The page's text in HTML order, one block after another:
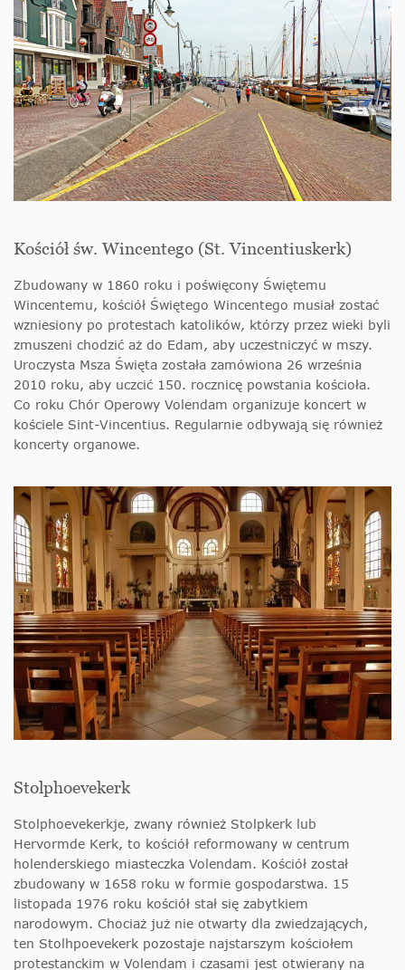
Kościół św. Wincentego (St. Vincentiuskerk)
Zbudowany w 1860 roku i poświęcony Świętemu
Wincentemu, kościół Świętego Wincentego musiał zostać
wzniesiony po protestach katolików, którzy przez wieki byli
zmuszeni chodzić aż do Edam, aby uczestniczyć w mszy.
Uroczysta Msza Święta została zamówiona 26 września
2010 roku, aby uczcić 150. rocznicę powstania kościoła.
Co roku Chór Operowy Volendam organizuje koncert w
kościele Sint-Vincentius. Regularnie odbywają się również
koncerty organowe.
Stolphoevekerk
Stolphoevekerkje, zwany również Stolpkerk lub
Hervormde Kerk, to kościół reformowany w centrum
holenderskiego miasteczka Volendam. Kościół został
zbudowany w 1658 roku w formie gospodarstwa. 15
listopada 1976 roku kościół stał się zabytkiem
narodowym. Chociaż już nie otwarty dla zwiedzających,
ten Stolhpoevekerk pozostaje najstarszym kościołem
protestanckim w Volendam i czasami jest otwierany na